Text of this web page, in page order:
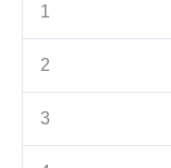
1
2
3